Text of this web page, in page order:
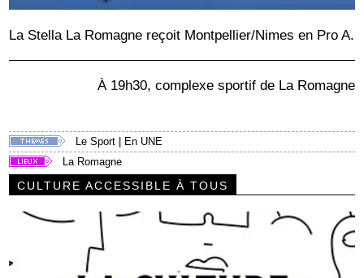
La Stella La Romagne reçoit Montpellier/Nimes en Pro A.
À 19h30, complexe sportif de La Romagne
Le Sport
En UNE
La Romagne
CULTURE ACCESSIBLE À TOUS